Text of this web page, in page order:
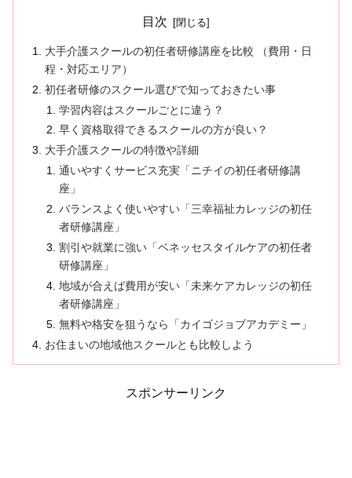
目次
大手介護スクールの初任者研修講座を比較 （費用・日
程・対応エリア）
初任者研修のスクール選びで知っておきたい事
学習内容はスクールごとに違う？
早く資格取得できるスクールの方が良い？
大手介護スクールの特徴や詳細
通いやすくサービス充実「ニチイの初任者研修講
座」
バランスよく使いやすい「三幸福祉カレッジの初任
者研修講座」
割引や就業に強い「ベネッセスタイルケアの初任者
研修講座」
地域が合えば費用が安い「未来ケアカレッジの初任
者研修講座」
無料や格安を狙うなら「カイゴジョブアカデミー」
お住まいの地域他スクールとも比較しよう
スポンサーリンク